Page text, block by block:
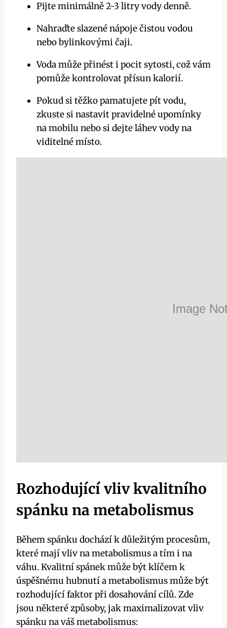
Pijte minimálně 2-3 litry ⁢vody denně.
Nahraďte slazené ⁢nápoje čistou vodou
nebo bylinkovými čaji.
Voda může ⁢přinést i pocit sytosti, ‍což vám
pomůže ⁤kontrolovat přísun kalorií.
Pokud‌ si těžko pamatujete⁣ pít ​vodu,
zkuste si‍ nastavit pravidelné upomínky
na ‌mobilu nebo ⁢si dejte láhev vody na
‍viditelné místo.
Rozhodující vliv kvalitního
spánku na metabolismus
Během spánku dochází k důležitým ​procesům,​
které mají ⁣vliv na metabolismus a tím i ​na⁤
váhu. Kvalitní spánek ‌může být​ klíčem ​k
úspěšnému hubnutí a metabolismus může být
rozhodující faktor při⁢ dosahování cílů. Zde
⁤jsou některé​ způsoby, ⁣jak maximalizovat vliv
spánku na váš ⁣metabolismus: